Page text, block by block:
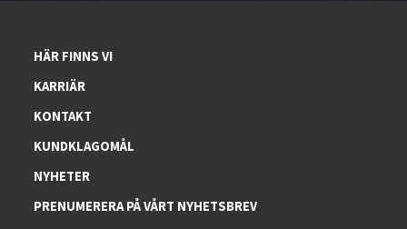
HÄR FINNS VI
KARRIÄR
KONTAKT
KUNDKLAGOMÅL
NYHETER
PRENUMERERA PÅ VÅRT NYHETSBREV